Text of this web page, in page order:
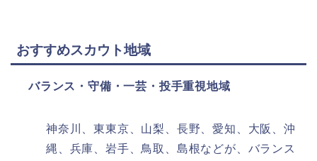
おすすめスカウト地域
バランス・守備・一芸・投手重視地域
神奈川、東東京、山梨、長野、愛知、大阪、沖
縄、兵庫、岩手、鳥取、島根などが、バランス